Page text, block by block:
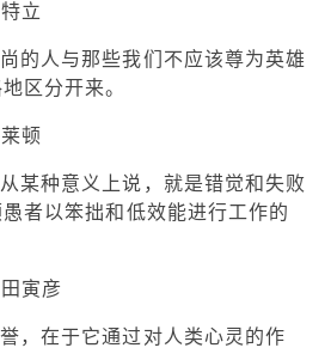
立
的人与那些我们不应该尊为英雄
区分开来。
顿
某种意义上说，就是错觉和失败
者以笨拙和低效能进行工作的
寅彦
，在于它通过对人类心灵的作